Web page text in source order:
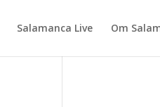
Salamanca Live Om